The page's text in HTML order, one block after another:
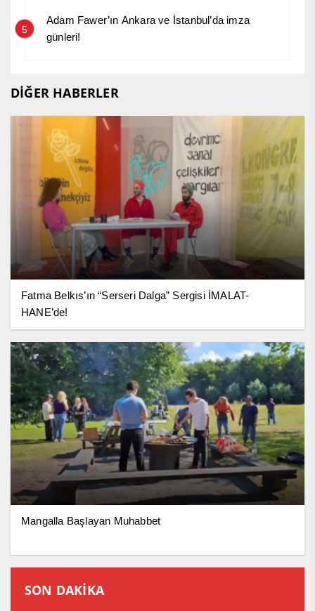
5
Adam Fawer’ın Ankara ve İstanbul’da imza
günleri!
DİĞER HABERLER
Fatma Belkıs’ın “Serseri Dalga” Sergisi İMALAT-
HANE’de!
Mangalla Başlayan Muhabbet
SON DAKİKA